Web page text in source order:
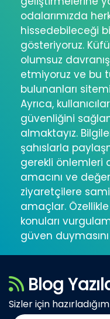
odalarımızda
hissedebileceği
gösteriyoruz.
olumsuz
etmiyoruz ve bu
bulunanları
Ayrıca,
güvenliğini
almaktayız.
şahıslarla
gerekli önlemleri
amacını ve
ziyaretçilere
amaçlar.
konuları
güven
Blog
Sizler için